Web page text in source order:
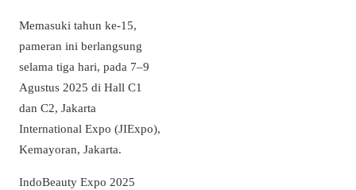
Memasuki tahun ke-15,
pameran ini berlangsung
selama tiga hari, pada 7–9
Agustus 2025 di Hall C1
dan C2, Jakarta
International Expo (JIExpo),
Kemayoran, Jakarta.
IndoBeauty Expo 2025